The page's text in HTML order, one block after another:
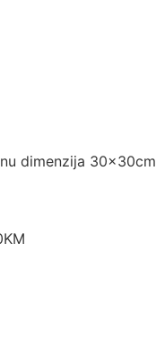
dimenzija 30x30cm
KM